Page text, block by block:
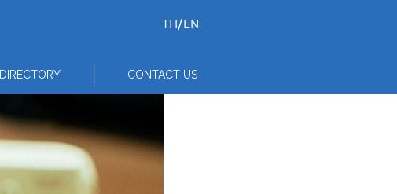
TH/EN
DIRECTORY CONTACT US